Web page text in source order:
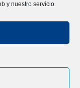
y nuestro servicio.
los derechos